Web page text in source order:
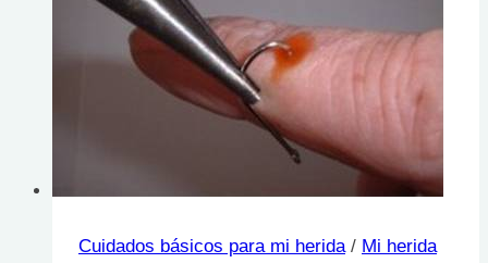
Cuidados básicos para mi herida / Mi herida